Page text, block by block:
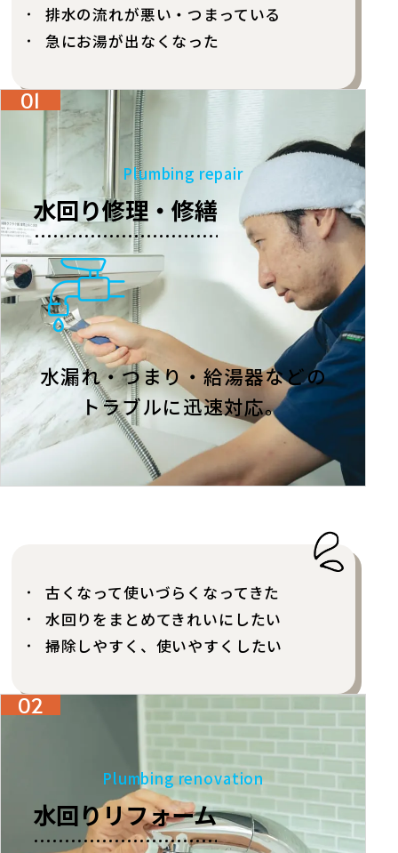
排水の流れが悪い・つまっている
急にお湯が出なくなった
01
Plumbing repair
水回り修理・修繕
水漏れ・つまり・給湯器などの
トラブルに迅速対応。
古くなって使いづらくなってきた
水回りをまとめてきれいにしたい
掃除しやすく、使いやすくしたい
02
Plumbing renovation
水回りリフォーム